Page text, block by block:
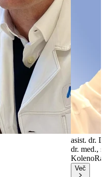
asist. dr.
dr. med.,
Koleno
Več